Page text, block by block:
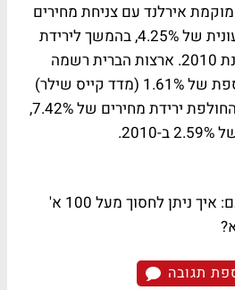
אירלנד עם צניחת מחירים
שנתית של 15.61% ורבעונית של 4.25%, בהמשך לירידת
מחירים של 11.48% בשנת 2010. ארצות הברית רשמה
הרבעון ירידת מחירים נוספת של 1.61% (מדד קייס שילר)
והשלימה במהלך השנה החולפת ירידת מחירים של 7.42%,
מה שהבנק לא מספר לכם: איך ניתן לחסוך מעל 100 א'
תגובה